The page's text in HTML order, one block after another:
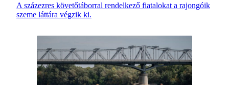
A százezres követőtáborral rendelkező fiatalokat a rajongóik
szeme láttára végzik ki.